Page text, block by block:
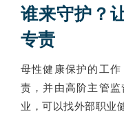
谁来守护？
专责
母性健康保护的工
责，并由高阶主管
业，可以找外部职业